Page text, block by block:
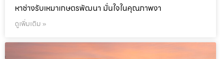
หาช่างรับเหมาเกษตรพัฒนา มั่นใจในคุณภาพงา
ดูเพิ่มเติม »